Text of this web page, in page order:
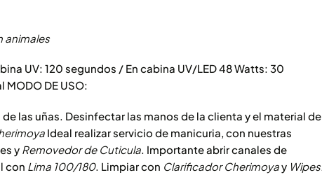
animales
UV: 120 segundos / En cabina UV/LED 48 Watts: 30
DE USO:
de las uñas. Desinfectar las manos de la clienta y el material de
Ideal realizar servicio de manicuria, con nuestras
y Removedor de Cuticula . Importante abrir canales de
con Lima 100/180. Limpiar con Clarificador Cherimoyay Wipes.